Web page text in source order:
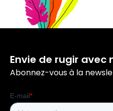
Envie de rugir avec
Abonnez-vous à la